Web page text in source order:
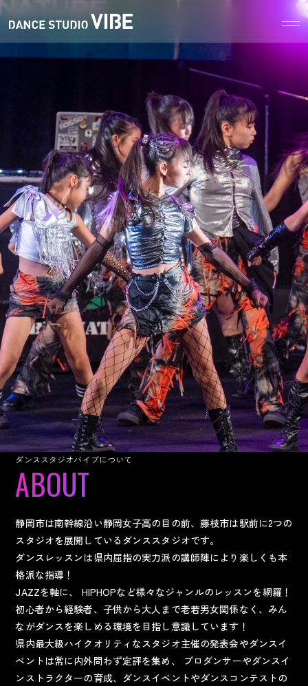
ダンススタジオバイブについて
静岡市は南幹線沿い静岡女子高の目の前、藤枝市は駅前に2つの
スタジオを展開しているダンススタジオです。
ダンスレッスンは県内屈指の実力派の講師陣により楽しくも本
格派な指導！
JAZZを軸に、 HIPHOPなど様々なジャンルのレッスンを網羅！
初心者から経験者、子供から大人まで老若男女関係なく、みん
ながダンスを楽しめる環境を目指し意識しています！
県内最大級ハイクオリティなスタジオ主催の発表会やダンスイ
ベントは常に内外問わず定評を集め、
プロダンサーやダンスイ
ンストラクターの育成、ダンスイベントやダンスコンテストの